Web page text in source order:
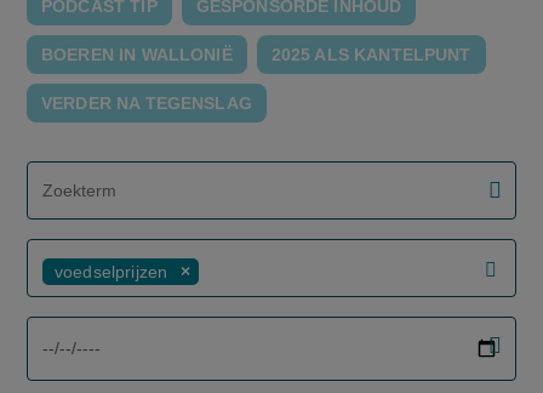
PODCAST TIP GESPONSORDE INHOUD
BOEREN IN WALLONIË 2025 ALS KANTELPUNT
VERDER NA TEGENSLAG
voedselprijzen